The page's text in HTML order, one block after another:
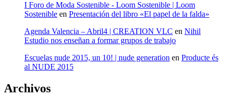
I Foro de Moda Sostenible - Loom Sostenible | Loom
Sostenible en Presentación del libro «El papel de la falda»
Agenda Valencia – Abril4 | CREATION VLC en Nihil
Estudio nos enseñan a formar grupos de trabajo
Escuelas nude 2015, un 10! | nude generation en Producte és
al NUDE 2015
Archivos